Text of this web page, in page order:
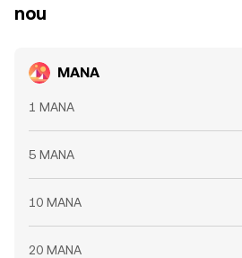
nou
MANA
1 MANA
5 MANA
10 MANA
20 MANA